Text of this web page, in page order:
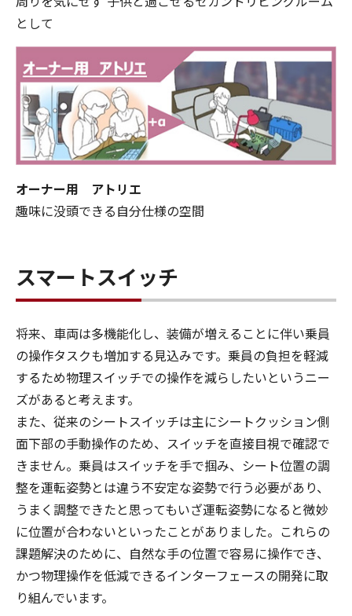
として
オーナー用 アトリエ
趣味に没頭できる自分仕様の空間
スマートスイッチ
将来、車両は多機能化し、装備が増えることに伴い乗員
の操作タスクも増加する見込みです。乗員の負担を軽減
するため物理スイッチでの操作を減らしたいというニー
ズがあると考えます。
また、従来のシートスイッチは主にシートクッション側
面下部の手動操作のため、スイッチを直接目視で確認で
きません。乗員はスイッチを手で掴み、シート位置の調
整を運転姿勢とは違う不安定な姿勢で行う必要があり、
うまく調整できたと思ってもいざ運転姿勢になると微妙
に位置が合わないといったことがありました。これらの
課題解決のために、自然な手の位置で容易に操作でき、
かつ物理操作を低減できるインターフェースの開発に取
り組んでいます。